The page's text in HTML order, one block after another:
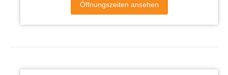
Öffnungszeiten ansehen